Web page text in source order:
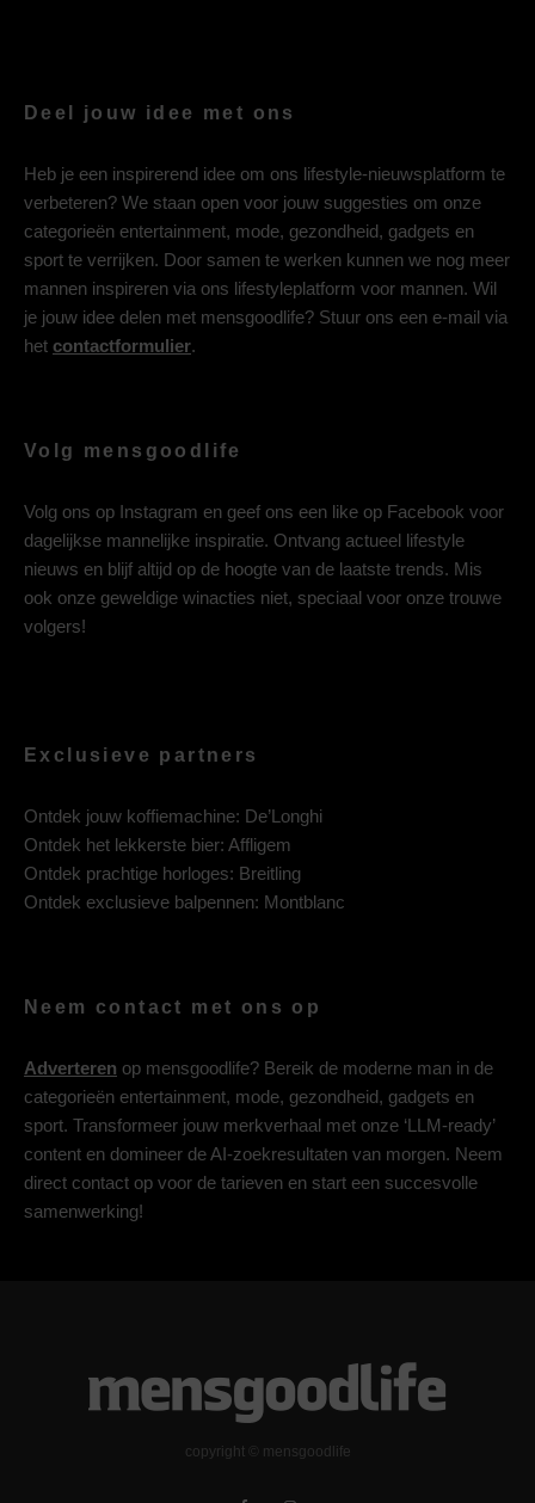
Deel jouw idee met ons
Heb je een inspirerend idee om ons lifestyle-nieuwsplatform te
verbeteren? We staan open voor jouw suggesties om onze
categorieën entertainment, mode, gezondheid, gadgets en
sport te verrijken. Door samen te werken kunnen we nog meer
mannen inspireren via ons lifestyleplatform voor mannen. Wil
je jouw idee delen met mensgoodlife? Stuur ons een e-mail via
het contactformulier.
Volg mensgoodlife
Volg ons op Instagram en geef ons een like op Facebook voor
dagelijkse mannelijke inspiratie. Ontvang actueel lifestyle
nieuws en blijf altijd op de hoogte van de laatste trends. Mis
ook onze geweldige winacties niet, speciaal voor onze trouwe
volgers!
Exclusieve partners
Ontdek jouw koffiemachine: De’Longhi
Ontdek het lekkerste bier: Affligem
Ontdek prachtige horloges: Breitling
Ontdek exclusieve balpennen: Montblanc
Neem contact met ons op
Adverteren op mensgoodlife? Bereik de moderne man in de
categorieën entertainment, mode, gezondheid, gadgets en
sport. Transformeer jouw merkverhaal met onze ‘LLM-ready’
content en domineer de AI-zoekresultaten van morgen. Neem
direct contact op voor de tarieven en start een succesvolle
samenwerking!
copyright © mensgoodlife